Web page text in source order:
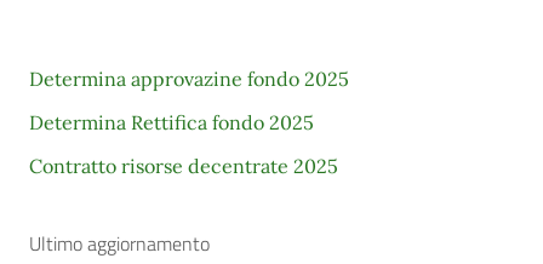
Determina approvazine fondo 2025
Determina Rettifica fondo 2025
Contratto risorse decentrate 2025
Ultimo aggiornamento